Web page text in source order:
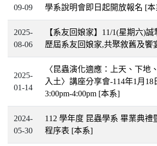
09-09
學系說明會即日起開放報名 [
2025-
08-06
【系友回娘家】11/1(星期六)誠
歷屆系友回娘家,共聚敘舊及饗
2025-
01-14
〈昆蟲演化適應：上天、下地
入土〉講座分享會-114年1月18
3:00pm-4:00pm [本系]
2024-
05-30
112 學年度 昆蟲學系 畢業典禮
程序表 [本系]